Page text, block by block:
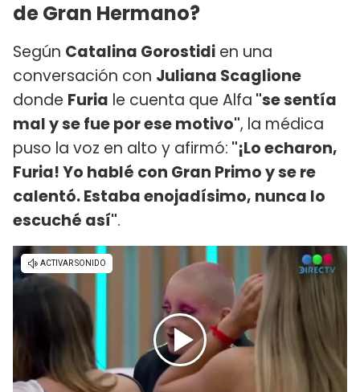
de Gran Hermano?
Según Catalina Gorostidi en una
conversación con Juliana Scaglione
donde Furia le cuenta que Alfa "se sentía
mal y se fue por ese motivo", la médica
puso la voz en alto y afirmó: "¡Lo echaron,
Furia! Yo hablé con Gran Primo y se re
calentó. Estaba enojadísimo, nunca lo
escuché así".